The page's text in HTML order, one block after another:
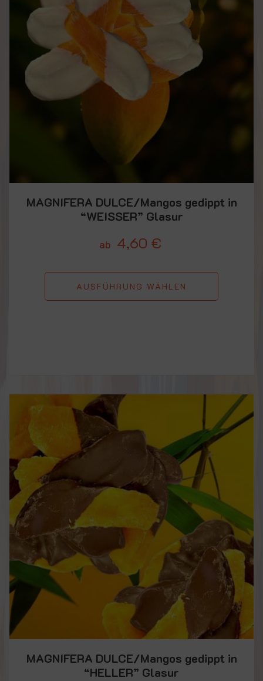
MAGNIFERA DULCE/Mangos gedippt in
“WEISSER” Glasur
ab 4,60 €
AUSFÜHRUNG WÄHLEN
MAGNIFERA DULCE/Mangos gedippt in
“HELLER” Glasur